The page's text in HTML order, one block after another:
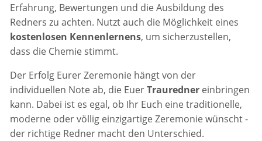
Erfahrung, Bewertungen und die Ausbildung des
Redners zu achten. Nutzt auch die Möglichkeit eines
kostenlosen Kennenlernens, um sicherzustellen,
dass die Chemie stimmt.
Der Erfolg Eurer Zeremonie hängt von der
individuellen Note ab, die EuerTrauredner einbringen
kann. Dabei ist es egal, ob Ihr Euch eine traditionelle,
moderne oder völlig einzigartige Zeremonie wünscht -
der richtige Redner macht den Unterschied.